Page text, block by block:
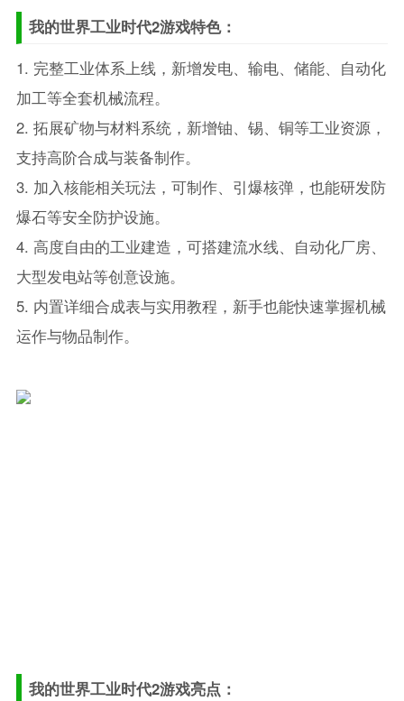
我的世界工业时代2游戏特色：
1. 完整工业体系上线，新增发电、输电、储能、自动化
加工等全套机械流程。
2. 拓展矿物与材料系统，新增铀、锡、铜等工业资源，
支持高阶合成与装备制作。
3. 加入核能相关玩法，可制作、引爆核弹，也能研发防
爆石等安全防护设施。
4. 高度自由的工业建造，可搭建流水线、自动化厂房、
大型发电站等创意设施。
5. 内置详细合成表与实用教程，新手也能快速掌握机械
运作与物品制作。
我的世界工业时代2游戏亮点：